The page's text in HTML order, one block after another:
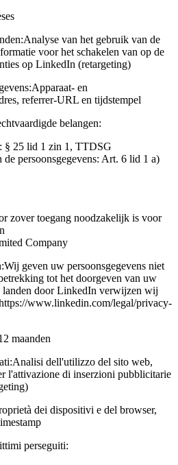
Analyse van het gebruik van de
voor het schakelen van op de
op LinkedIn (retargeting)
Apparaat- en
referrer-URL en tijdstempel
belangen:
§ 25 lid 1 zin 1, TTDSG
persoonsgegevens: Art. 6 lid 1 a)
zover toegang noodzakelijk is voor
Company
Wij geven uw persoonsgegevens niet
tot het doorgeven van uw
landen door LinkedIn verwijzen wij
www.linkedin.com/legal/privacy-
maanden
Analisi dell'utilizzo del sito web,
l'attivazione di inserzioni pubblicitarie
dei dispositivi e del browser,
perseguiti: